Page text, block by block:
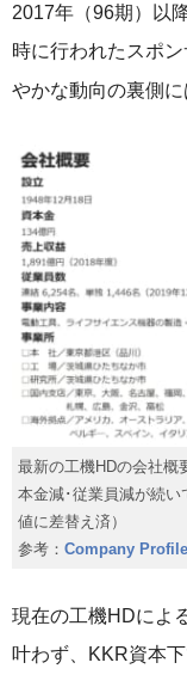
2017年（96期）以
時に行われたスポン
やかな動向の裏側に
最新の工機HDの会社概
本金減･従業員減が続い
値に差替え済）
参考： Company
現在の工機HDによ
叶わず、KKR資本